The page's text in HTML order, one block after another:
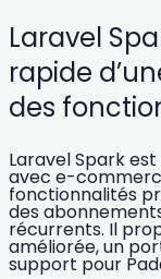
Laravel
rapide
des
Laravel Spark
avec e-
fonctionnalités
des
récurrents. Il
améliorée, un
support pour